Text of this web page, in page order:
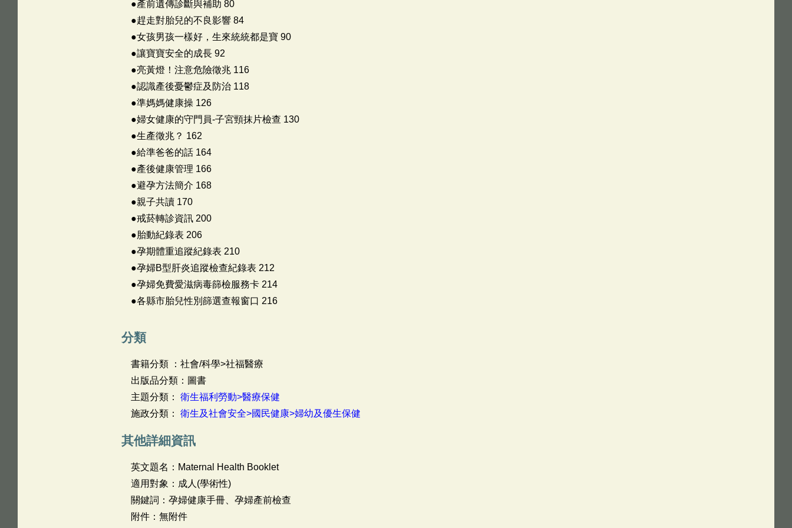
●產前遺傳診斷與補助 80
●趕走對胎兒的不良影響 84
●女孩男孩一樣好，生來統統都是寶 90
●讓寶寶安全的成長 92
●亮黃燈！注意危險徵兆 116
●認識產後憂鬱症及防治 118
●準媽媽健康操 126
●婦女健康的守門員-子宮頸抹片檢查 130
●生產徵兆？ 162
●給準爸爸的話 164
●產後健康管理 166
●避孕方法簡介 168
●親子共讀 170
●戒菸轉診資訊 200
●胎動紀錄表 206
●孕期體重追蹤紀錄表 210
●孕婦B型肝炎追蹤檢查紀錄表 212
●孕婦免費愛滋病毒篩檢服務卡 214
●各縣市胎兒性別篩選查報窗口 216
分類
書籍分類 ：社會/科學>社福醫療
出版品分類：圖書
主題分類： 衛生福利勞動>醫療保健
施政分類： 衛生及社會安全>國民健康>婦幼及優生保健
其他詳細資訊
英文題名： Maternal Health Booklet
適用對象：成人(學術性)
關鍵詞：孕婦健康手冊、孕婦產前檢查
附件：無附件